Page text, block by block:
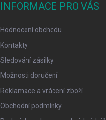
INFORMACE PRO VÁS
Hodnocení obchodu
Kontakty
Sledování zásilky
Možnosti doručení
Reklamace a vrácení zboží
Obchodní podmínky